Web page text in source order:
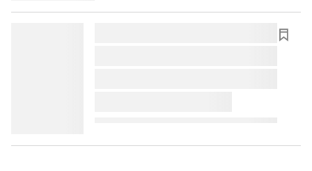
lorem ipsum dolor sit amet ...